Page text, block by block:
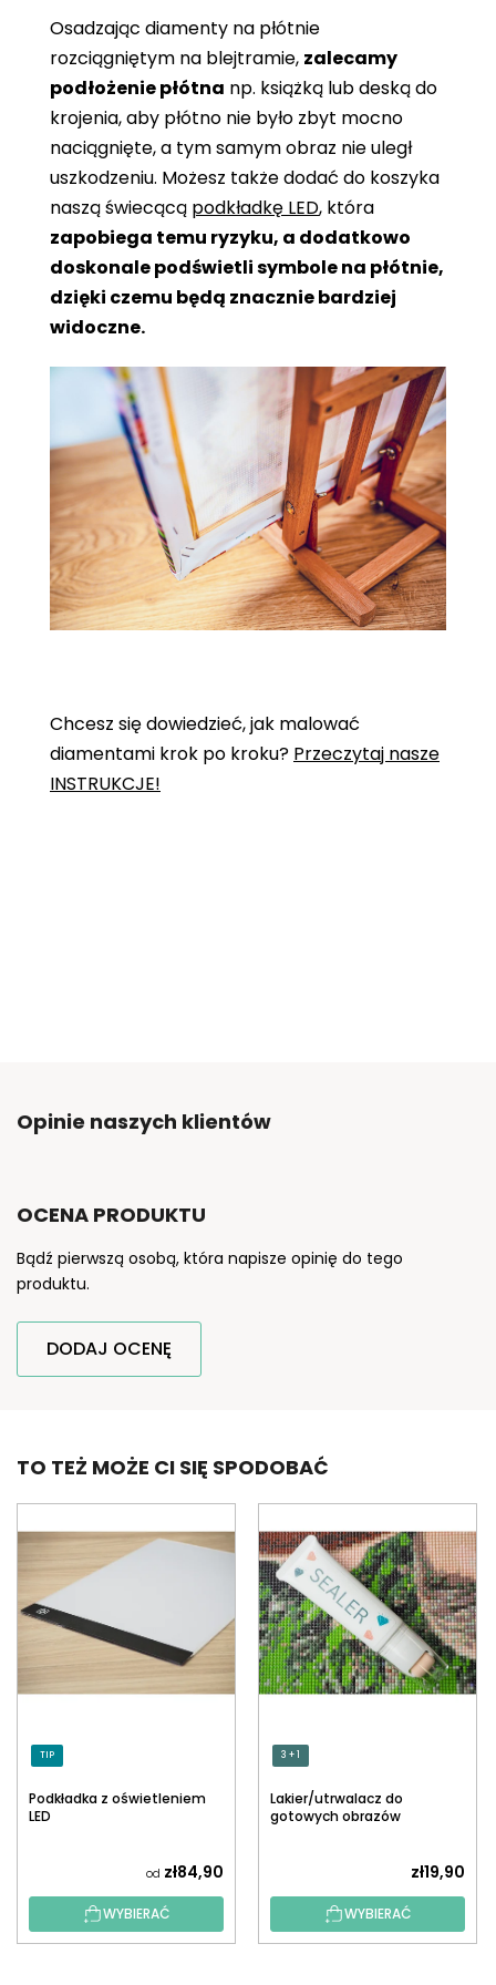
Osadzając diamenty na płótnie
rozciągniętym na blejtramie, zalecamy
podłożenie płótna np. książką lub deską do
krojenia, aby płótno nie było zbyt mocno
naciągnięte, a tym samym obraz nie uległ
uszkodzeniu. Możesz także dodać do koszyka
naszą świecącą podkładkę LED, która
zapobiega temu ryzyku, a dodatkowo
doskonale podświetli symbole na płótnie,
dzięki czemu będą znacznie bardziej
widoczne.
Chcesz się dowiedzieć, jak malować
diamentami krok po kroku? Przeczytaj nasze
INSTRUKCJE!
Opinie naszych klientów
OCENA PRODUKTU
Bądź pierwszą osobą, która napisze opinię do tego
produktu.
DODAJ OCENĘ
TO TEŻ MOŻE CI SIĘ SPODOBAĆ
TIP
Podkładka z oświetleniem
LED
od zł84,90
WYBIERAĆ
3 + 1
Lakier/utrwalacz do
gotowych obrazów
zł19,90
WYBIERAĆ